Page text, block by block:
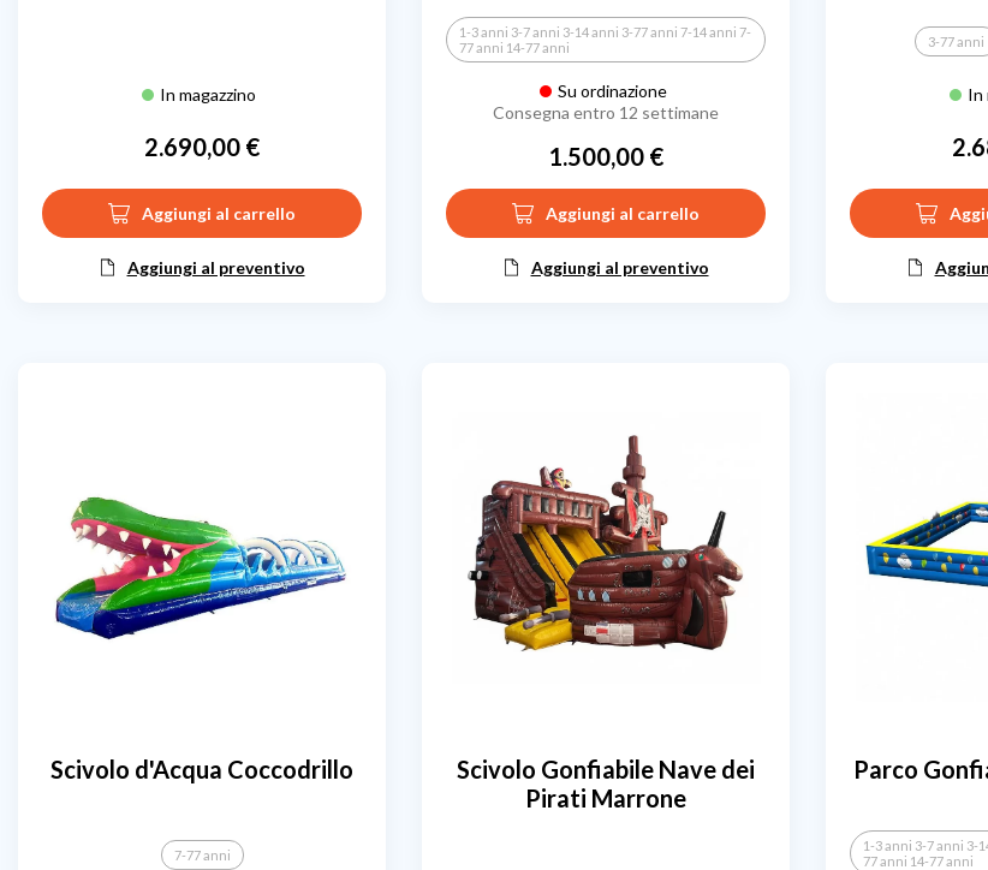
In magazzino
Prezzo
2.690,00 €
Aggiungi al carrello
Aggiungi al preventivo
1-3 anni 3-7 anni 3-14 anni 3-77 anni 7-14 anni 7-
77 anni 14-77 anni
Su ordinazione
Consegna entro 12 settimane
Prezzo
1.500,00 €
Aggiungi al carrello
Aggiungi al preventivo
3-77 anni
In
Scivolo d'Acqua Coccodrillo
7-77 anni
Scivolo Gonfiabile Nave dei
Pirati Marrone
Parco
1-3 anni 3-7 anni 3-
77 anni 14-77 anni